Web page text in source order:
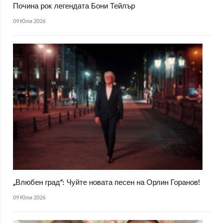
Почина рок легендата Бони Тейлър
09 Юли 2026
„Влюбен град“: Чуйте новата песен на Орлин Горанов!
09 Юли 2026